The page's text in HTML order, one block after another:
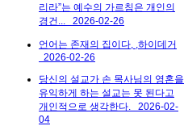
리라”는 예수의 가르침은 개인의
경건...
2026-02-26
언어는 존재의 집이다, ,하이데거
2026-02-26
당신의 설교가 손 목사님의 영혼을
유익하게 하는 설교는 못 된다고
개인적으로 생각한다.
2026-02-
04